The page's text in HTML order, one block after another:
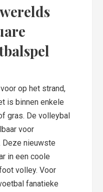
werelds
op het strand,
is binnen enkele
gras. De volleybal
voor
Deze nieuwste
in een coole
volley. Voor
fanatieke